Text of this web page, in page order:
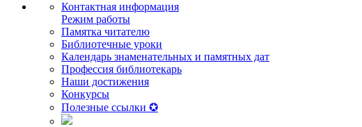
Контактная информация
Режим работы
Памятка читателю
Библиотечные уроки
Календарь знаменательных и памятных дат
Профессия библиотекарь
Наши достижения
Конкурсы
Полезные ссылки ✪